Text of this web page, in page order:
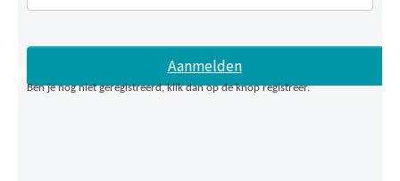
Ben je nog niet geregistreerd, klik dan op de knop registreer.